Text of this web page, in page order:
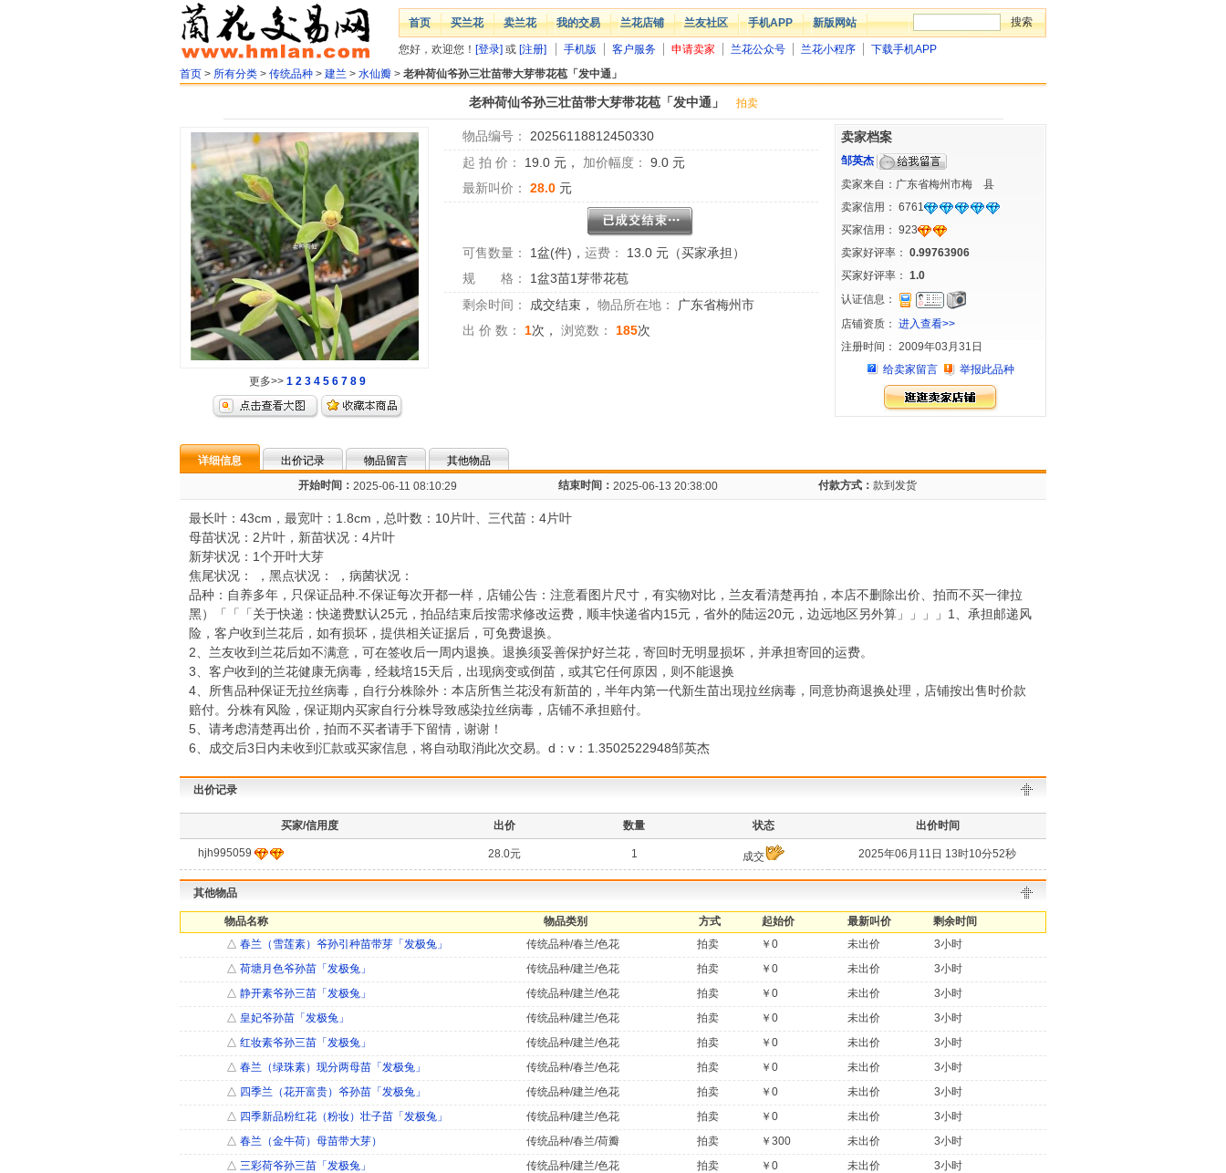
首页 买兰花 卖兰花 我的交易 兰花店铺 兰友社区 手机APP 新版网站
您好，欢迎您！ [登录] 或 [注册] 手机版 客户服务 申请卖家 兰花公众号 兰花小程序
下载手机APP
首页 > 所有分类 > 传统品种 > 建兰 > 水仙瓣 > 老种荷仙爷孙三壮苗带大芽带花苞「发中通」
老种荷仙爷孙三壮苗带大芽带花苞「发中通」 拍卖
更多>> 1 2 3 4 5 6 7 8 9
物品编号：
20256118812450330
起 拍 价：
19.0 元， 加价幅度： 9.0 元
最新叫价：
28.0 元
可售数量： 1盆(件) ， 运费：
13.0 元（买家承担）
规 格：
1盆3苗1芽带花苞
剩余时间：
成交结束 ， 物品所在地：
广东省梅州市
出 价 数：
1次， 浏览数： 185次
卖家档案
邹英杰
卖家来自：广东省梅州市梅 县
卖家信用： 6761
买家信用： 923
卖家好评率： 0.99763906
买家好评率： 1.0
认证信息：
店铺资质： 进入查看>>
注册时间： 2009年03月31日
给卖家留言
举报此品种
详细信息 出价记录 物品留言
其他物品
开始时间： 2025-06-11 08:10:29 结束时间： 2025-06-13 20:38:00 付款方式： 款到发货
最长叶：43cm，最宽叶：1.8cm，总叶数：10片叶、三代苗：4片叶
母苗状况：2片叶，新苗状况：4片叶
新芽状况：1个开叶大芽
焦尾状况： ，黑点状况： ，病菌状况：
品种：自养多年，只保证品种.不保证每次开都一样，店铺公告：注意看图片尺寸，有实物对比，兰友看清楚再拍，本店不删除出价、拍而不买一律拉
黑）「「「关于快递：快递费默认25元，拍品结束后按需求修改运费，顺丰快递省内15元，省外的陆运20元，边远地区另外算」」」」1、承担邮递风
险，客户收到兰花后，如有损坏，提供相关证据后，可免费退换。
2、兰友收到兰花后如不满意，可在签收后一周内退换。退换须妥善保护好兰花，寄回时无明显损坏，并承担寄回的运费。
3、客户收到的兰花健康无病毒，经栽培15天后，出现病变或倒苗，或其它任何原因，则不能退换
4、所售品种保证无拉丝病毒，自行分株除外：本店所售兰花没有新苗的，半年内第一代新生苗出现拉丝病毒，同意协商退换处理，店铺按出售时价款
赔付。分株有风险，保证期内买家自行分株导致感染拉丝病毒，店铺不承担赔付。
5、请考虑清楚再出价，拍而不买者请手下留情，谢谢！
6、成交后3日内未收到汇款或买家信息，将自动取消此次交易。d：v：1.3502522948邹英杰
出价记录
买家/信用度 出价 数量 状态 出价时间
hjh995059 28.0元 1 成交 2025年06月11日 13时10分52秒
其他物品
物品名称 物品类别 方式 起始价 最新叫价
剩余时间
△ 春兰（雪莲素）爷孙引种苗带芽「发极兔」 传统品种/春兰/色花 拍卖 ￥0 未出价
3小时
△ 荷塘月色爷孙苗「发极兔」 传统品种/建兰/色花 拍卖 ￥0 未出价
3小时
△ 静开素爷孙三苗「发极兔」 传统品种/建兰/色花 拍卖 ￥0 未出价
3小时
△ 皇妃爷孙苗「发极兔」 传统品种/建兰/色花 拍卖 ￥0 未出价
3小时
△ 红妆素爷孙三苗「发极兔」 传统品种/建兰/色花 拍卖 ￥0 未出价
3小时
△ 春兰（绿珠素）现分两母苗「发极兔」 传统品种/春兰/色花 拍卖 ￥0 未出价
3小时
△ 四季兰（花开富贵）爷孙苗「发极兔」 传统品种/建兰/色花 拍卖 ￥0 未出价
3小时
△ 四季新品粉红花（粉妆）壮子苗「发极兔」 传统品种/建兰/色花 拍卖 ￥0 未出价
3小时
△ 春兰（金牛荷）母苗带大芽） 传统品种/春兰/荷瓣 拍卖 ￥300 未出价
3小时
△ 三彩荷爷孙三苗「发极兔」 传统品种/建兰/色花 拍卖 ￥0 未出价
3小时